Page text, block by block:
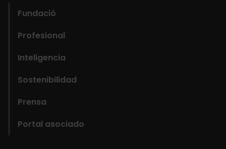
Main
navigation
Fundació
Fundació
Profesional
Inteligencia
Sostenibilidad
Prensa
Portal asociado